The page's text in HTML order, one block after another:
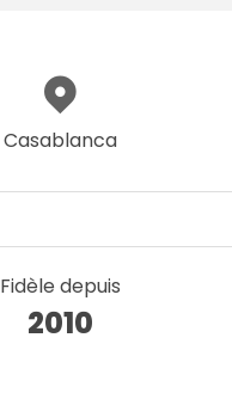
Casablanca
Fidèle depuis
2010